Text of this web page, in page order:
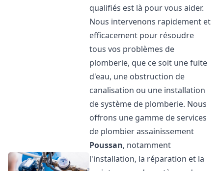
qualifiés est là pour vous aider.
Nous intervenons rapidement et
efficacement pour résoudre
tous vos problèmes de
plomberie, que ce soit une fuite
d'eau, une obstruction de
canalisation ou une installation
de système de plomberie. Nous
offrons une gamme de services
de plombier assainissement
Poussan, notamment
l'installation, la réparation et la